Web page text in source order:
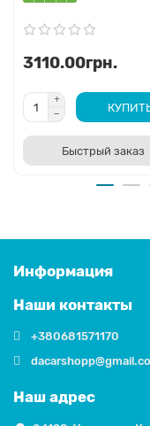
3110.00грн.
Быстрый заказ
Информация
Наши контакты
+380681571170
Наш адрес